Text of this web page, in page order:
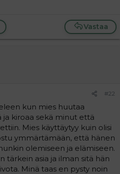
Vastaa
#22
kun mies huutaa
ja kiroaa sekä minut että
Mies käyttäytyy kuin olisi
ymmärtämään, että hänen
olemiseen ja elämiseen.
tärkein asia ja ilman sitä hän
Minä taas en pysty noin